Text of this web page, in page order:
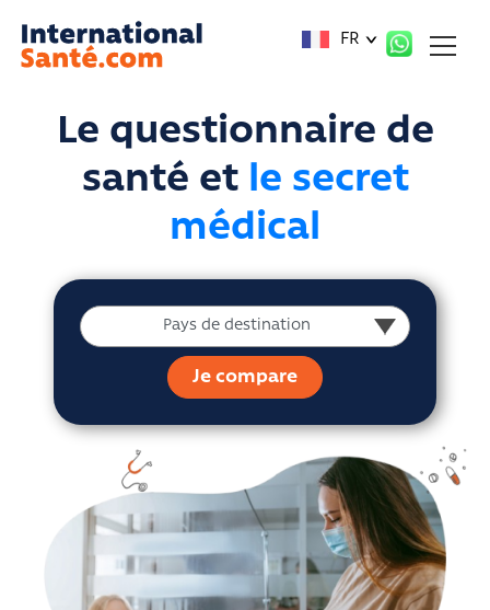
FR
Le questionnaire de
santé et le secret
médical
Pays de destination
Pays de destination
Je compare